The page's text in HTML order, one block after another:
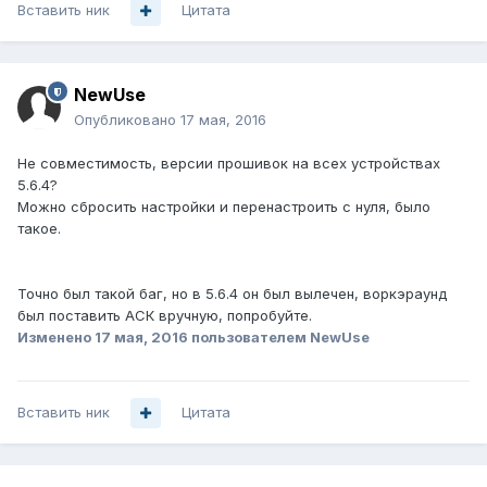
Вставить ник Цитата
NewUse
Опубликовано 17 мая, 2016
Не совместимость, версии прошивок на всех устройствах
5.6.4?
Можно сбросить настройки и перенастроить с нуля, было
такое.
Точно был такой баг, но в 5.6.4 он был вылечен, воркэраунд
был поставить АСК вручную, попробуйте.
Изменено 17 мая, 2016 пользователем NewUse
Вставить ник Цитата